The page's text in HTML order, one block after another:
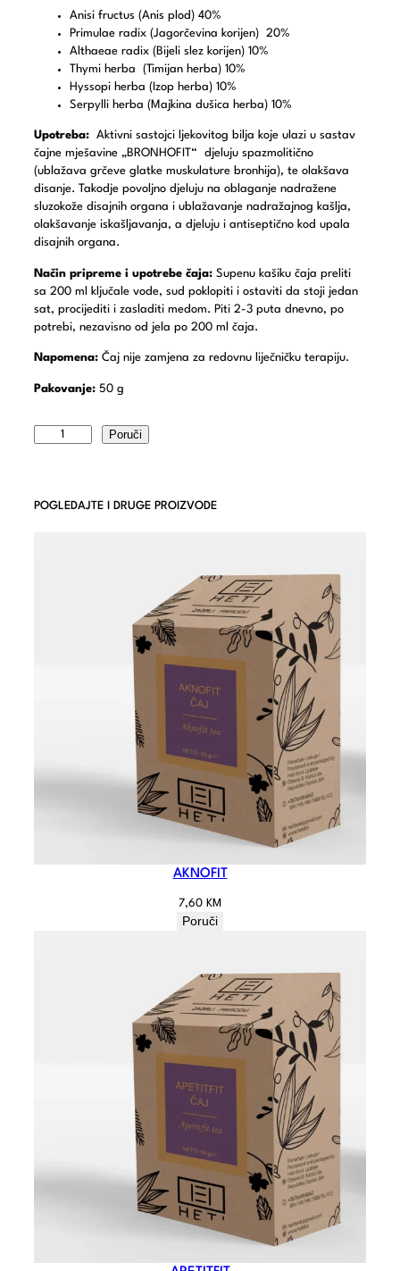
Anisi fructus (Anis plod) 40%
Primulae radix (Jagorčevina korijen)
20%
Althaeae radix (Bijeli slez korijen) 10%
Thymi herba (Timijan herba) 10%
Hyssopi herba (Izop herba) 10%
Serpylli herba (Majkina dušica herba) 10%
Upotreba: Aktivni sastojci ljekovitog bilja koje ulazi u sastav
čajne mješavine „BRONHOFIT“ djeluju spazmolitično
(ublažava grčeve glatke muskulature bronhija), te olakšava
disanje. Takodje povoljno djeluju na oblaganje nadražene
sluzokože disajnih organa i ublažavanje nadražajnog kašlja,
olakšavanje iskašljavanja, a djeluju i antiseptično kod upala
disajnih organa.
Način pripreme i upotrebe čaja: Supenu kašiku čaja preliti
sa 200 ml ključale vode, sud poklopiti i ostaviti da stoji jedan
sat, procijediti i zasladiti medom. Piti 2-3 puta dnevno, po
potrebi, nezavisno od jela po 200 ml čaja.
Napomena: Čaj nije zamjena za redovnu liječničku terapiju.
Pakovanje: 50 g
Poruči
POGLEDAJTE I DRUGE PROIZVODE
AKNOFIT
7,60 KM
Poruči